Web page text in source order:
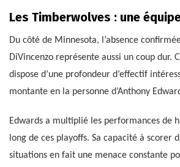
Les Timberwolves : une
Du côté de Minnesota, l’absence
DiVincenzo représente aussi un coup dur.
dispose d’une profondeur d’effectif
montante en la personne d’Anthony
Edwards a multiplié les performances de
long de ces playoffs. Sa capacité à scorer
situations en fait une menace constante